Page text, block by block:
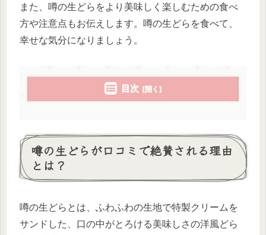
また、噂の生どらをより美味しく楽しむための食べ
方や注意点もお伝えします。噂の生どらを食べて、
幸せな気分になりましょう。
目次
噂の生どらが口コミで絶賛される理由
とは？
噂の生どらとは、ふわふわの生地で特製クリームを
サンドした、口の中がとろける美味しさの洋風どら